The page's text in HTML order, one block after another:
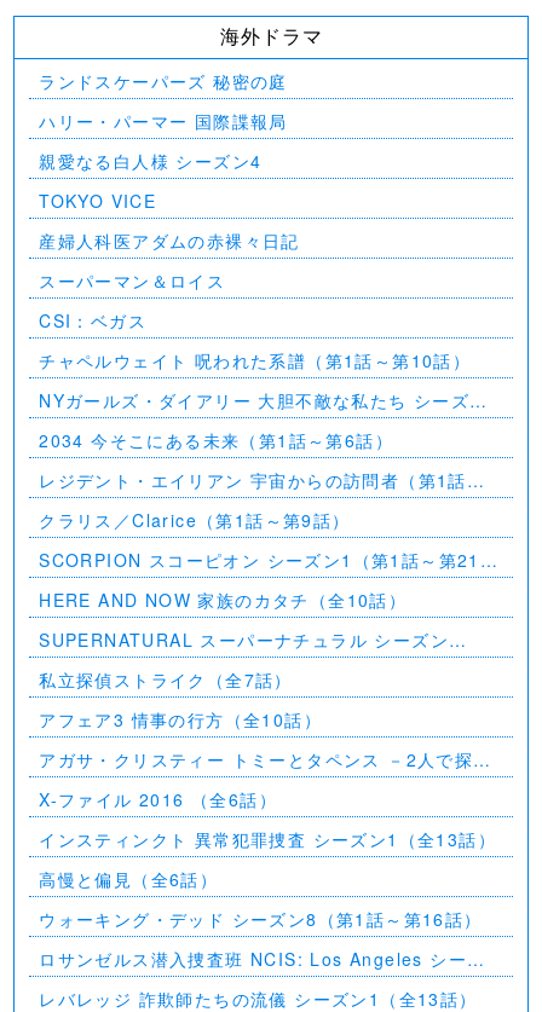
海外ドラマ
ランドスケーパーズ 秘密の庭
ハリー・パーマー 国際諜報局
親愛なる白人様 シーズン4
TOKYO VICE
産婦人科医アダムの赤裸々日記
スーパーマン＆ロイス
CSI：ベガス
チャペルウェイト 呪われた系譜（第1話～第10話）
NYガールズ・ダイアリー 大胆不敵な私たち シーズン
5（第1話～第2話）
2034 今そこにある未来（第1話～第6話）
レジデント・エイリアン 宇宙からの訪問者（第1話～
第7話）
クラリス／Clarice（第1話～第9話）
SCORPION スコーピオン シーズン1（第1話～第21
話）
HERE AND NOW 家族のカタチ（全10話）
SUPERNATURAL スーパーナチュラル シーズン
11（全23話）
私立探偵ストライク（全7話）
アフェア3 情事の行方（全10話）
アガサ・クリスティー トミーとタペンス －2人で探偵
を－
X-ファイル 2016 （全6話）
インスティンクト 異常犯罪捜査 シーズン1（全13話）
高慢と偏見（全6話）
ウォーキング・デッド シーズン8（第1話～第16話）
ロサンゼルス潜入捜査班 NCIS: Los Angeles シーズ
ン5（第2話～第24話）
レバレッジ 詐欺師たちの流儀 シーズン1（全13話）